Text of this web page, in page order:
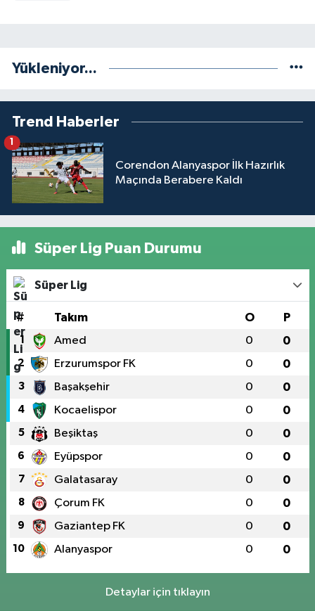
Yükleniyor...
Trend Haberler
Corendon Alanyaspor İlk Hazırlık
Maçında Berabere Kaldı
1
Süper Lig Puan Durumu
Süper Lig
# Takım O P
1 Amed 0 0
2 Erzurumspor FK 0 0
3 Başakşehir 0 0
4 Kocaelispor 0 0
5 Beşiktaş 0 0
6 Eyüpspor 0 0
7 Galatasaray 0 0
8 Çorum FK 0 0
9 Gaziantep FK 0 0
10 Alanyaspor 0 0
Detaylar için tıklayın